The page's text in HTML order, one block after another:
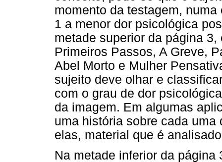
momento da testagem,
1 a menor dor psicológica
metade superior da página
Primeiros Passos, A Greve,
Abel Morto e Mulher
sujeito deve olhar e
com o grau de dor
da imagem. Em algumas
uma história sobre cada
elas, material que é
Na metade inferior da